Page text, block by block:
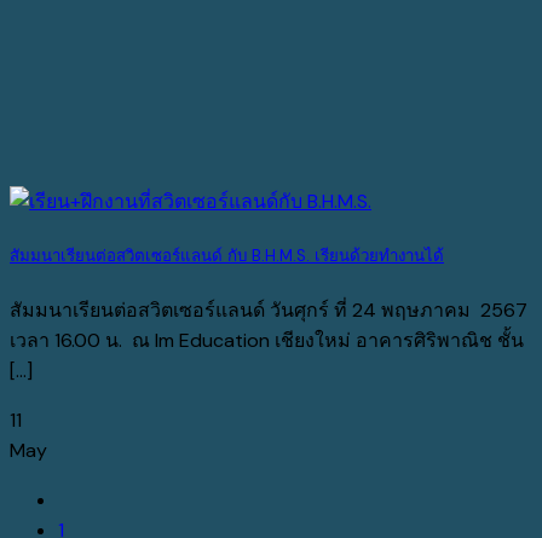
สัมมนาเรียนต่อสวิตเซอร์แลนด์ กับ B.H.M.S. เรียนด้วยทำงานได้
สัมมนาเรียนต่อสวิตเซอร์แลนด์ วันศุกร์ ที่ 24 พฤษภาคม 2567
เวลา 16.00 น. ณ Im Education เชียงใหม่ อาคารศิริพาณิช ชั้น
[...]
11
May
1